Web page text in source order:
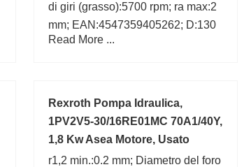
di giri (grasso):5700 rpm; ra max:2
mm; EAN:4547359405262; D:130
mm; d:50 mm;
Read More ...
Rexroth Pompa Idraulica,
1PV2V5-30/16RE01MC 70A1/40Y,
1,8 Kw Asea Motore, Usato
r1,2 min.:0.2 mm; Diametro del foro